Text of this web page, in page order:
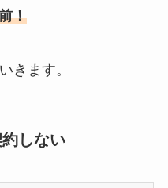
！
きます。
しない